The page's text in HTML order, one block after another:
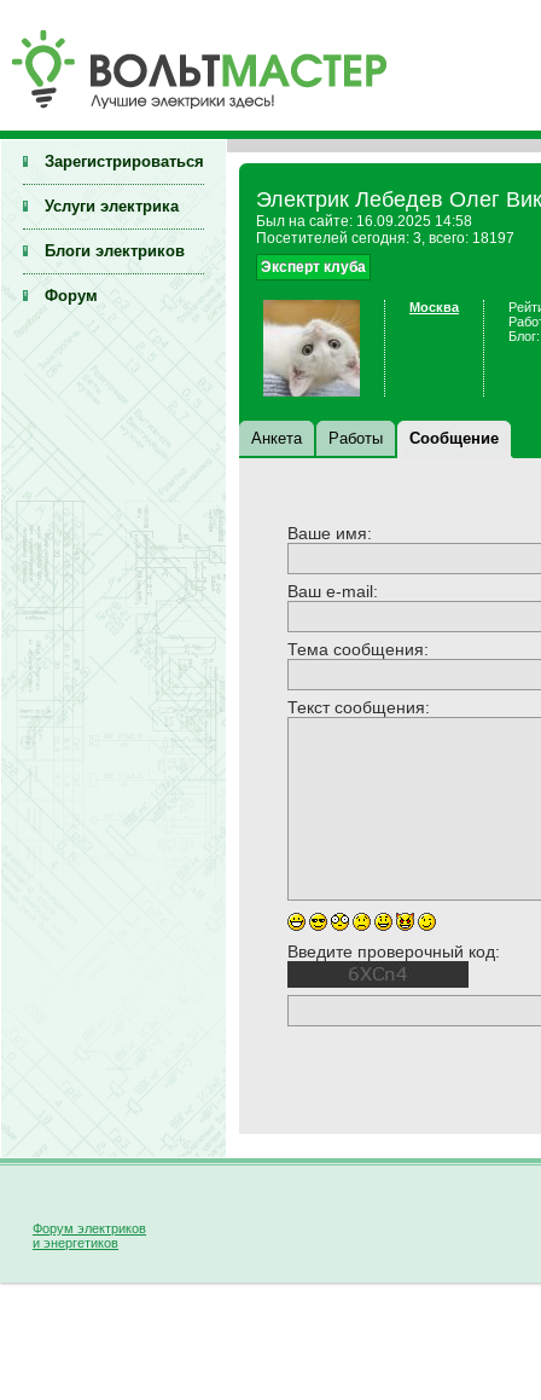
Зарегистрироваться
Услуги электрика
Блоги электриков
Форум
Электрик Лебедев Олег
Был на сайте: 16.09.2025 14:58
Посетителей сегодня: 3, всего: 18197
Эксперт клуба
Москва
Анкета Работы Сообщение
Ваше имя:
Ваш e-mail:
Тема сообщения:
Текст сообщения:
Введите проверочный код:
Форум электриков
и энергетиков